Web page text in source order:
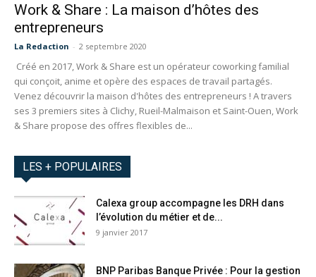
Work & Share : La maison d’hôtes des
entrepreneurs
La Redaction - 2 septembre 2020
Créé en 2017, Work & Share est un opérateur coworking familial
qui conçoit, anime et opère des espaces de travail partagés.
Venez découvrir la maison d'hôtes des entrepreneurs ! A travers
ses 3 premiers sites à Clichy, Rueil-Malmaison et Saint-Ouen, Work
& Share propose des offres flexibles de...
LES + POPULAIRES
Calexa group accompagne les DRH dans
l’évolution du métier et de...
9 janvier 2017
BNP Paribas Banque Privée : Pour la gestion